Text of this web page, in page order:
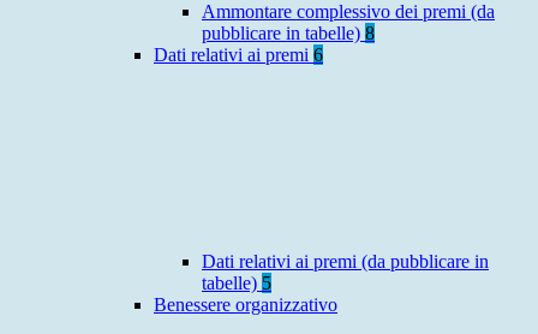
Ammontare complessivo dei premi (da
pubblicare in tabelle) 8
Dati relativi ai premi 6
Dati relativi ai premi (da pubblicare in
tabelle) 5
Benessere organizzativo